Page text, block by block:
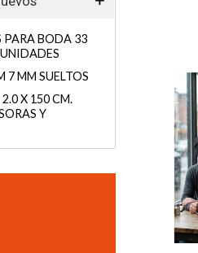
PARA BODA 33
7 MM SUELTOS
X 150 CM.
Y